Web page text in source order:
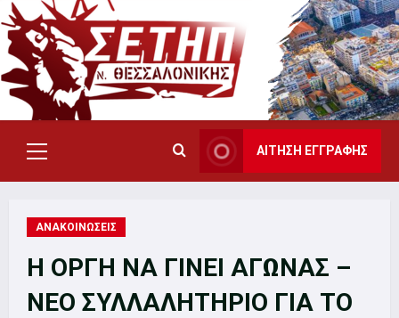
Skip
to
content
Primary
Menu
ΑΙΤΗΣΗ ΕΓΓΡΑΦΗΣ
ΑΝΑΚΟΙΝΩΣΕΙΣ
Η ΟΡΓΗ ΝΑ ΓΙΝΕΙ ΑΓΩΝΑΣ –
ΝΕΟ ΣΥΛΛΑΛΗΤΗΡΙΟ ΓΙΑ ΤΟ